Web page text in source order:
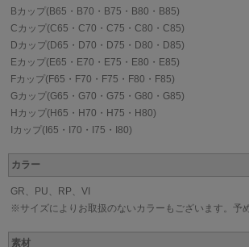
Bカップ(B65・B70・B75・B80・B85)
Cカップ(C65・C70・C75・C80・C85)
Dカップ(D65・D70・D75・D80・D85)
Eカップ(E65・E70・E75・E80・E85)
Fカップ(F65・F70・F75・F80・F85)
Gカップ(G65・G70・G75・G80・G85)
Hカップ(H65・H70・H75・H80)
Iカップ(I65・I70・I75・I80)
カラー
GR、PU、RP、VI
※サイズによりお取扱のないカラーもございます。予
素材